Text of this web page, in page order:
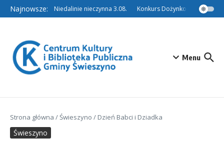
Przejdź do treści
Najnowsze:Filia w Niedalinie nieczynna 3.08. Konkurs Dożynkowy –
Menu
Strona główna /Świeszyno / Dzień Babci i Dziadka
Świeszyno